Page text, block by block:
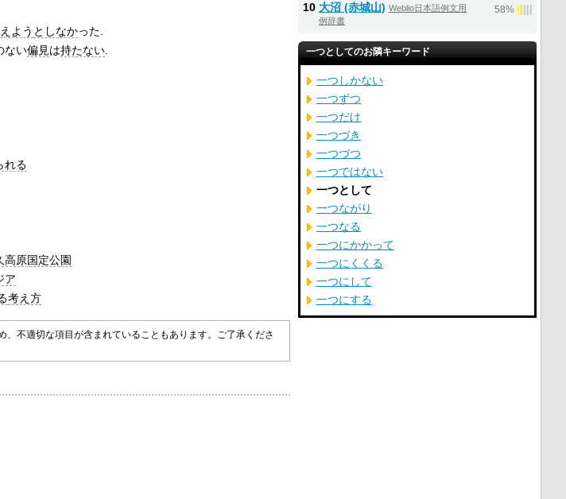
よう としなかった.
ない偏見は持たない.
れる
高原国定公園
ア
考え方
不適切な項目が含まれていることもあります。ご了承くださ
10 大沼 (赤城山) Weblio日本語例文用
例辞書
58%
一つとしてのお隣キーワード
一つしかない
一つずつ
一つだけ
一つづき
一つづつ
一つではない
一つとして
一つながり
一つなる
一つにかかって
一つにくくる
一つにして
一つにする